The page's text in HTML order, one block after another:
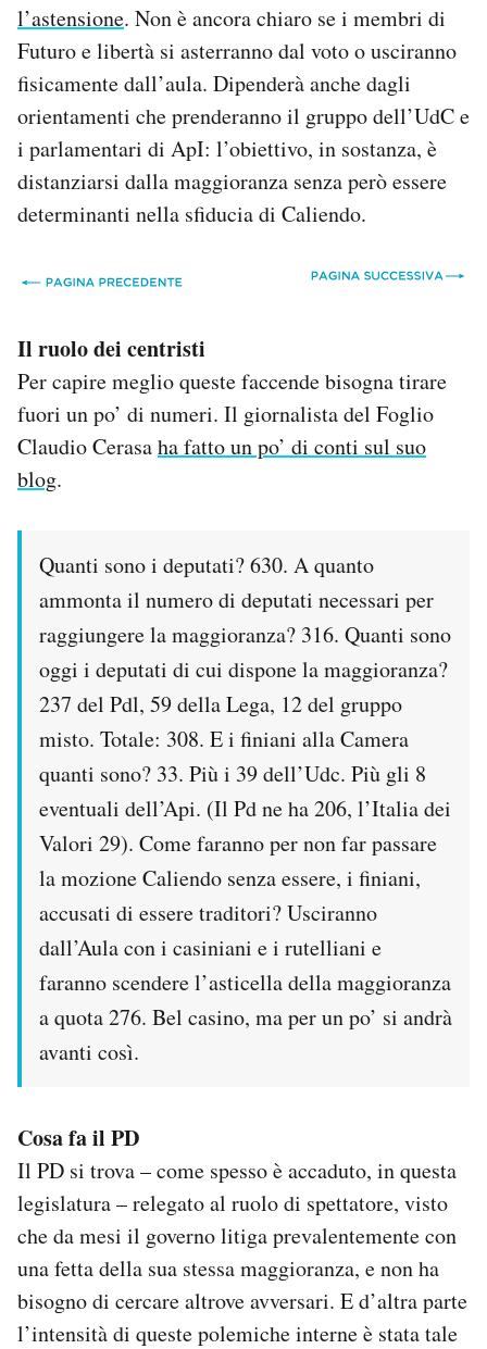
l’astensione. Non è ancora chiaro se i membri di
Futuro e libertà si asterranno dal voto o usciranno
fisicamente dall’aula. Dipenderà anche dagli
orientamenti che prenderanno il gruppo dell’UdC e
i parlamentari di ApI: l’obiettivo, in sostanza, è
distanziarsi dalla maggioranza senza però essere
determinanti nella sfiducia di Caliendo.
Il ruolo dei centristi
Per capire meglio queste faccende bisogna tirare
fuori un po’ di numeri. Il giornalista del Foglio
Claudio Cerasaha fatto un po’ di conti sul suo
blog.
Quanti sono i deputati? 630. A quanto
ammonta il numero di deputati necessari per
raggiungere la maggioranza? 316. Quanti sono
oggi i deputati di cui dispone la maggioranza?
237 del Pdl, 59 della Lega, 12 del gruppo
misto. Totale: 308. E i finiani alla Camera
quanti sono? 33. Più i 39 dell’Udc. Più gli 8
eventuali dell’Api. (Il Pd ne ha 206, l’Italia dei
Valori 29). Come faranno per non far passare
la mozione Caliendo senza essere, i finiani,
accusati di essere traditori? Usciranno
dall’Aula con i casiniani e i rutelliani e
faranno scendere l’asticella della maggioranza
a quota 276. Bel casino, ma per un po’ si andrà
avanti così.
Cosa fa il PD
Il PD si trova – come spesso è accaduto, in questa
legislatura – relegato al ruolo di spettatore, visto
che da mesi il governo litiga prevalentemente con
una fetta della sua stessa maggioranza, e non ha
bisogno di cercare altrove avversari. E d’altra parte
l’intensità di queste polemiche interne è stata tale